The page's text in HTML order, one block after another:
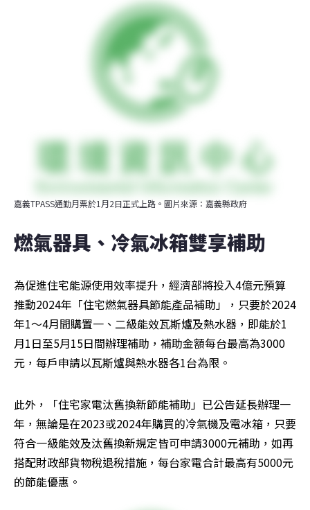
嘉義TPASS通勤月票於1月2日正式上路。圖片來源：嘉義縣政府
燃氣器具、冷氣冰箱雙享補助
為促進住宅能源使用效率提升，經濟部將投入4億元預算
推動2024年「住宅燃氣器具節能產品補助」，只要於2024
年1～4月間購置一、二級能效瓦斯爐及熱水器，即能於1
月1日至5月15日間辦理補助，補助金額每台最高為3000
元，每戶申請以瓦斯爐與熱水器各1台為限。
此外，「住宅家電汰舊換新節能補助」已公告延長辦理一
年，無論是在2023或2024年購買的冷氣機及電冰箱，只要
符合一級能效及汰舊換新規定皆可申請3000元補助，如再
搭配財政部貨物稅退稅措施，每台家電合計最高有5000元
的節能優惠。